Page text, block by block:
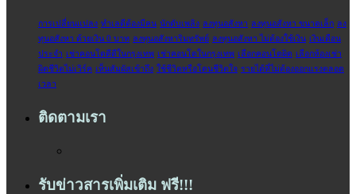
การเปลี่ยนแปลง ทำเลดีต้องมีคน นักดับเพลิง ลงทุนอสังหา ลงทุนอสังหา ขนาดเล็ก ลง
ทุนอสังหา ด้วยเงิน 0 บาท ลงทุนอสังหาริมทรัพย์ ลงทุนอสังหา ไม่ต้องใช้เงิน เงินเดือน
ประจำ‬ เช่าคอนโดดีดีในกรุงเทพ เช่าคอนโดในกรุงเทพ เลือกคอนโดผิด เลือกห้องเช่า
ผิดชีวิตไม่เวิร์ค เห็นสัมผัสเข้าถึง ใช้ชีวิตหรือโดนชีวิตใจ ‎รายได้ที่ไม่ต้องออกแรงตลอด
เวลา‬
ติดตามเรา
รับข่าวสารเพิ่มเติม ฟรี!!!